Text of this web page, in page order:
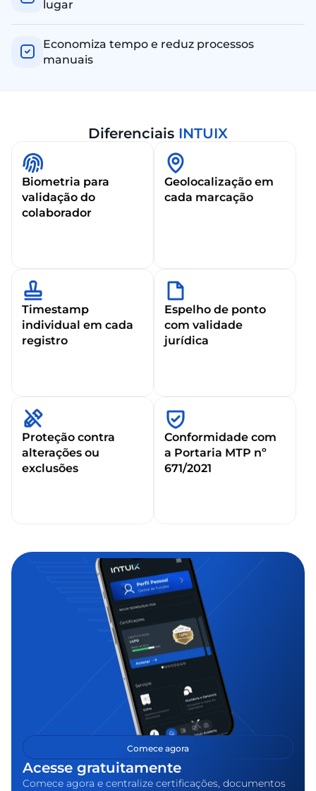
lugar
Economiza tempo e reduz processos
manuais
Diferenciais INTUIX
Biometria para
validação do
colaborador
Geolocalização em
cada marcação
Timestamp
individual em cada
registro
Espelho de ponto
com validade
jurídica
Proteção contra
alterações ou
exclusões
Conformidade com
a Portaria MTP nº
671/2021
Comece agora
Acesse gratuitamente
Comece agora e centralize certificações, documentos